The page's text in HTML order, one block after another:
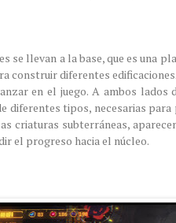
se llevan a la base, que es una
construir diferentes
en el juego. A ambos
diferentes tipos, necesarias
criaturas subterráneas,
el progreso hacia el núcleo.